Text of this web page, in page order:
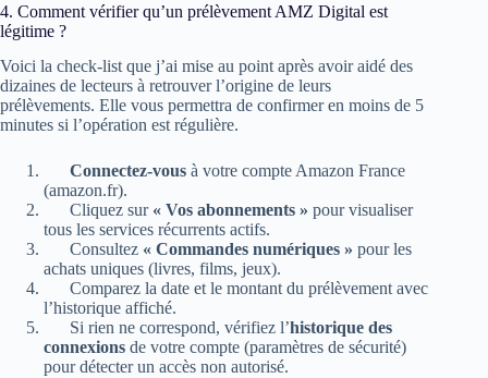
4. Comment vérifier qu’un prélèvement AMZ Digital est
légitime ?
Voici la check-list que j’ai mise au point après avoir aidé des
dizaines de lecteurs à retrouver l’origine de leurs
prélèvements. Elle vous permettra de confirmer en moins de 5
minutes si l’opération est régulière.
Connectez-vous à votre compte Amazon France
(amazon.fr).
Cliquez sur « Vos abonnements » pour visualiser
tous les services récurrents actifs.
Consultez « Commandes numériques » pour les
achats uniques (livres, films, jeux).
Comparez la date et le montant du prélèvement avec
l’historique affiché.
Si rien ne correspond, vérifiez l’historique des
connexions de votre compte (paramètres de sécurité)
pour détecter un accès non autorisé.